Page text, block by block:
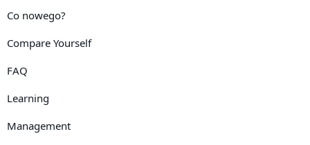
Co nowego?
Compare Yourself
FAQ
Learning
Management